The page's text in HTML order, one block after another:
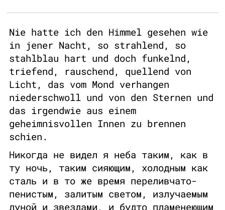
Nie hatte ich den Himmel gesehen wie
in jener Nacht, so strahlend, so
stahlblau hart und doch funkelnd,
triefend, rauschend, quellend von
Licht, das vom Mond verhangen
niederschwoll und von den Sternen und
das irgendwie aus einem
geheimnisvollen Innen zu brennen
schien.
Никогда не видел я неба таким, как в
ту ночь, таким сияющим, холодным как
сталь и в то же время переливчато-
пенистым, залитым светом, излучаемым
луной и звездами, и будто пламенеющим